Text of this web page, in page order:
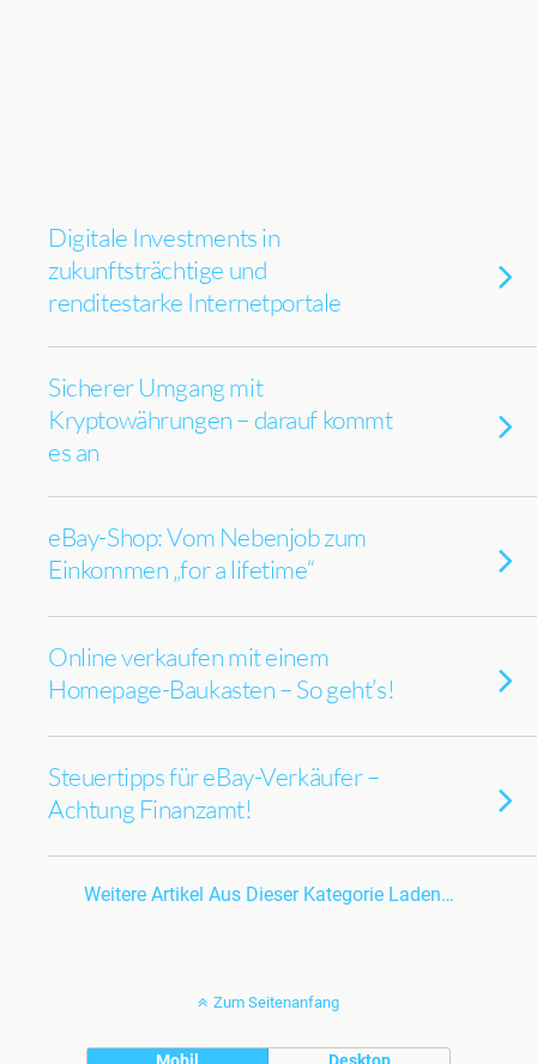
Digitale Investments in
zukunftsträchtige und
renditestarke Internetportale
Sicherer Umgang mit
Kryptowährungen – darauf kommt
es an
eBay-Shop: Vom Nebenjob zum
Einkommen „for a lifetime“
Online verkaufen mit einem
Homepage-Baukasten – So geht’s!
Steuertipps für eBay-Verkäufer –
Achtung Finanzamt!
Weitere Artikel Aus Dieser Kategorie Laden…
Zum Seitenanfang